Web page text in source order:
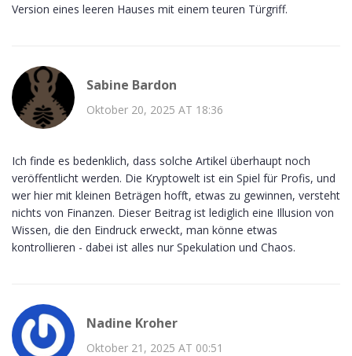
Version eines leeren Hauses mit einem teuren Türgriff.
Sabine Bardon
Oktober 20, 2025 AT 18:36
Ich finde es bedenklich, dass solche Artikel überhaupt noch
veröffentlicht werden. Die Kryptowelt ist ein Spiel für Profis, und
wer hier mit kleinen Beträgen hofft, etwas zu gewinnen, versteht
nichts von Finanzen. Dieser Beitrag ist lediglich eine Illusion von
Wissen, die den Eindruck erweckt, man könne etwas
kontrollieren - dabei ist alles nur Spekulation und Chaos.
Nadine Kroher
Oktober 21, 2025 AT 00:51